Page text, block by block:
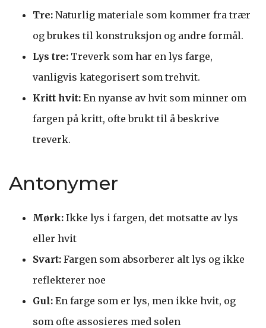
Tre: Naturlig materiale som kommer fra trær
og brukes til konstruksjon og andre formål.
Lys tre: Treverk som har en lys farge,
vanligvis kategorisert som trehvit.
Kritt hvit: En nyanse av hvit som minner om
fargen på kritt, ofte brukt til å beskrive
treverk.
Antonymer
Mørk: Ikke lys i fargen, det motsatte av lys
eller hvit
Svart: Fargen som absorberer alt lys og ikke
reflekterer noe
Gul: En farge som er lys, men ikke hvit, og
som ofte assosieres med solen